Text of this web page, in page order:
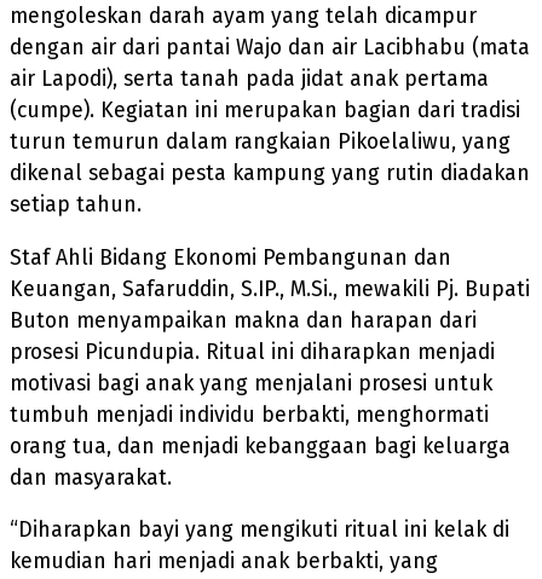
mengoleskan darah ayam yang telah dicampur
dengan air dari pantai Wajo dan air Lacibhabu (mata
air Lapodi), serta tanah pada jidat anak pertama
(cumpe). Kegiatan ini merupakan bagian dari tradisi
turun temurun dalam rangkaian Pikoelaliwu, yang
dikenal sebagai pesta kampung yang rutin diadakan
setiap tahun.
Staf Ahli Bidang Ekonomi Pembangunan dan
Keuangan, Safaruddin, S.IP., M.Si., mewakili Pj. Bupati
Buton menyampaikan makna dan harapan dari
prosesi Picundupia. Ritual ini diharapkan menjadi
motivasi bagi anak yang menjalani prosesi untuk
tumbuh menjadi individu berbakti, menghormati
orang tua, dan menjadi kebanggaan bagi keluarga
dan masyarakat.
“Diharapkan bayi yang mengikuti ritual ini kelak di
kemudian hari menjadi anak berbakti, yang